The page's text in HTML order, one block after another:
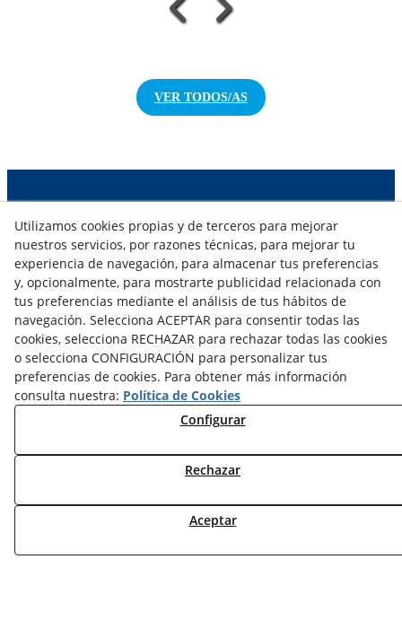
VER TODOS/AS
NOTICIAS AEROTERMIA
NOTICIAS FOTOVOLTAICA
NOTICIAS CLIMATIZACIÓN
NOTICIAS CALEFACCIÓN
NOTICIAS BIOMASA
NOTICIAS VENTILACIÓN
NOTICIAS ACS
TARIFAS FABRICANTES
NOVEDADES
TRABAJA CON NOSOTROS
¿QUIENES SOMOS?
Utilizamos cookies propias y de terceros para mejorar
nuestros servicios, por razones técnicas, para mejorar tu
experiencia de navegación, para almacenar tus preferencias
y, opcionalmente, para mostrarte publicidad relacionada con
tus preferencias mediante el análisis de tus hábitos de
navegación. Selecciona ACEPTAR para consentir todas las
cookies, selecciona RECHAZAR para rechazar todas las cookies
o selecciona CONFIGURACIÓN para personalizar tus
preferencias de cookies. Para obtener más información
consulta nuestra: Política de Cookies
Configurar
Rechazar
Aceptar